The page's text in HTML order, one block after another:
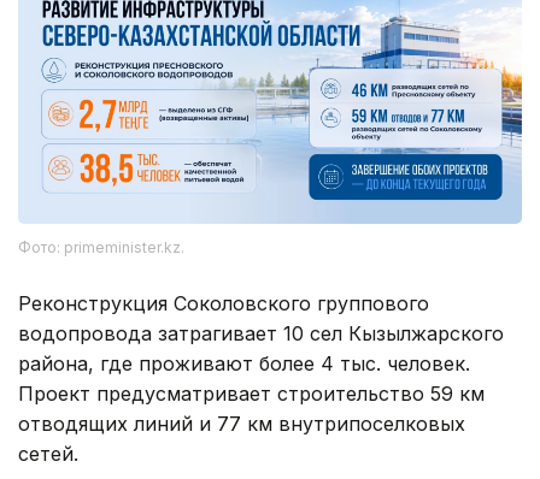
Фото: primeminister.kz.
Реконструкция Соколовского группового
водопровода затрагивает 10 сел Кызылжарского
района, где проживают более 4 тыс. человек.
Проект предусматривает строительство 59 км
отводящих линий и 77 км внутрипоселковых
сетей.